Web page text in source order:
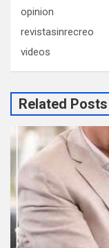
opinion
revistasinrecreo
videos
Related Posts